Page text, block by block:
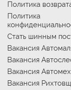
Политика
Политика
Стать шинным
Вакансия
Вакансия
Вакансия
Вакансия